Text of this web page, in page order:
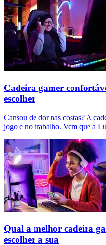
Cadeira gamer
escolher
Cansou de dor nas costas? A
jogo e no trabalho. Vem que a
Qual a melhor cadeira
escolher a sua